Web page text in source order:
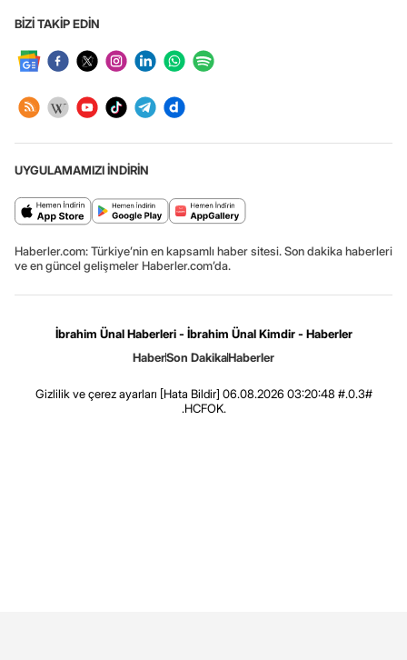
BİZİ TAKİP EDİN
UYGULAMAMIZI İNDİRİN
Haberler.com: Türkiye’nin en kapsamlı haber sitesi. Son dakika haberleri
ve en güncel gelişmeler Haberler.com’da.
İbrahim Ünal Haberleri - İbrahim Ünal Kimdir - Haberler
HaberSon DakikaHaberler
Gizlilik ve çerez ayarları [Hata Bildir] 06.08.2026 03:20:48 #.0.3#
.HCFOK.